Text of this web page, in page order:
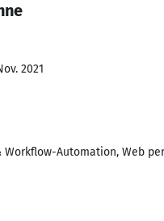
2021
Automation, Web